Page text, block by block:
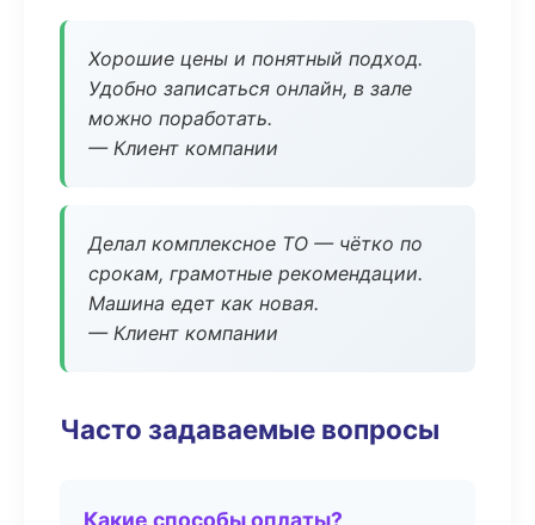
Хорошие цены и понятный подход.
Удобно записаться онлайн, в зале
можно поработать.
— Клиент компании
Делал комплексное ТО — чётко по
срокам, грамотные рекомендации.
Машина едет как новая.
— Клиент компании
Часто задаваемые вопросы
Какие способы оплаты?